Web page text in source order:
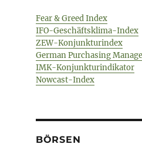
Fear & Greed Index
IFO-Geschäftsklima-Index
ZEW-Konjunkturindex
German Purchasing
IMK-Konjunkturindikator
Nowcast-Index
BÖRSEN